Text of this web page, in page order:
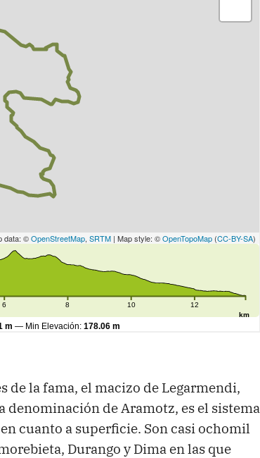
de la fama, el macizo de Legarmendi,
de Aramotz, es el sistema
cuanto a superficie. Son casi ochomil
Durango y Dima en las que